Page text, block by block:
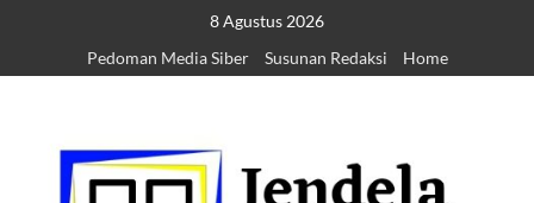
8 Agustus 2026
Pedoman Media Siber
Susunan Redaksi Home